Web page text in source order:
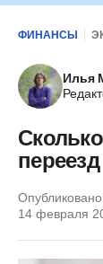
ФИНАНСЫ
Илья
14 февраля